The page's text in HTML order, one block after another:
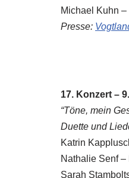
Michael Kuhn
Presse:
17. Konzert –
“Töne, mein
Duette und
Katrin
Nathalie Senf –
Sarah